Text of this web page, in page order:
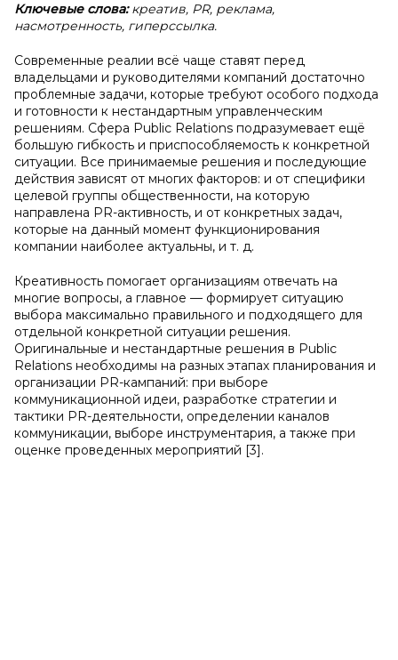
Ключевые слова:креатив, PR, реклама,
насмотренность, гиперссылка.
Современные реалии всё чаще ставят перед
владельцами и руководителями компаний достаточно
проблемные задачи, которые требуют особого подхода
и готовности к нестандартным управленческим
решениям. Сфера Public Relations подразумевает ещё
большую гибкость и приспособляемость к конкретной
ситуации. Все принимаемые решения и последующие
действия зависят от многих факторов: и от специфики
целевой группы общественности, на которую
направлена PR-активность, и от конкретных задач,
которые на данный момент функционирования
компании наиболее актуальны, и т. д.
Креативность помогает организациям отвечать на
многие вопросы, а главное — формирует ситуацию
выбора максимально правильного и подходящего для
отдельной конкретной ситуации решения.
Оригинальные и нестандартные решения в Public
Relations необходимы на разных этапах планирования и
организации PR-кампаний: при выборе
коммуникационной идеи, разработке стратегии и
тактики PR-деятельности, определении каналов
коммуникации, выборе инструментария, а также при
оценке проведенных мероприятий [3].